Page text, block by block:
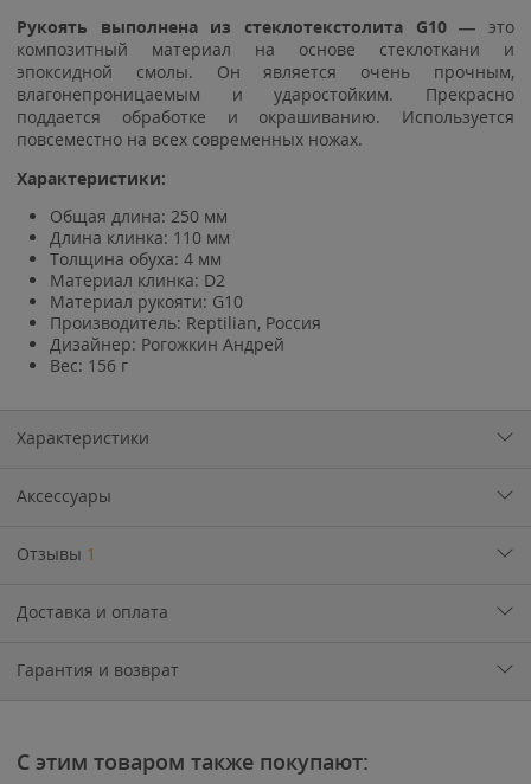
Рукоять выполнена из стеклотекстолита G10 — это
композитный материал на основе стеклоткани и
эпоксидной смолы. Он является очень прочным,
влагонепроницаемым и ударостойким. Прекрасно
поддается обработке и окрашиванию. Используется
повсеместно на всех современных ножах.
Характеристики:
Общая длина: 250 мм
Длина клинка: 110 мм
Толщина обуха: 4 мм
Материал клинка: D2
Материал рукояти: G10
Производитель: Reptilian, Россия
Дизайнер: Рогожкин Андрей
Вес: 156 г
Характеристики
Аксессуары
Отзывы 1
Доставка и оплата
Гарантия и возврат
С этим товаром также покупают: